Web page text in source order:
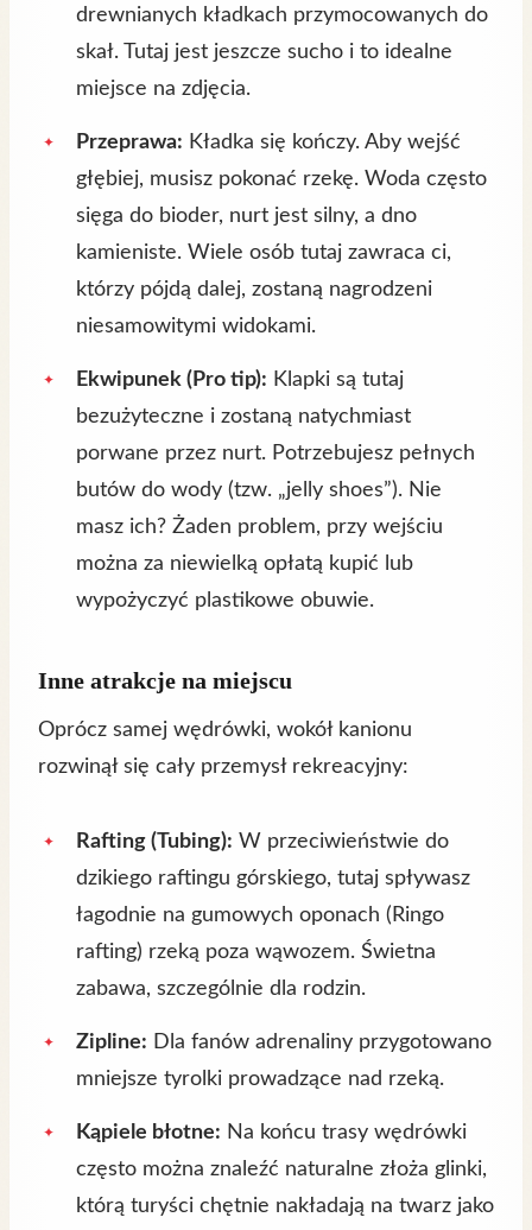
drewnianych kładkach przymocowanych do
skał. Tutaj jest jeszcze sucho i to idealne
miejsce na zdjęcia.
Przeprawa: Kładka się kończy. Aby wejść
głębiej, musisz pokonać rzekę. Woda często
sięga do bioder, nurt jest silny, a dno
kamieniste. Wiele osób tutaj zawraca ci,
którzy pójdą dalej, zostaną nagrodzeni
niesamowitymi widokami.
Ekwipunek (Pro tip): Klapki są tutaj
bezużyteczne i zostaną natychmiast
porwane przez nurt. Potrzebujesz pełnych
butów do wody (tzw. „jelly shoes”). Nie
masz ich? Żaden problem, przy wejściu
można za niewielką opłatą kupić lub
wypożyczyć plastikowe obuwie.
Inne atrakcje na miejscu
Oprócz samej wędrówki, wokół kanionu
rozwinął się cały przemysł rekreacyjny:
Rafting (Tubing): W przeciwieństwie do
dzikiego raftingu górskiego, tutaj spływasz
łagodnie na gumowych oponach (Ringo
rafting) rzeką poza wąwozem. Świetna
zabawa, szczególnie dla rodzin.
Zipline: Dla fanów adrenaliny przygotowano
mniejsze tyrolki prowadzące nad rzeką.
Kąpiele błotne: Na końcu trasy wędrówki
często można znaleźć naturalne złoża glinki,
którą turyści chętnie nakładają na twarz jako